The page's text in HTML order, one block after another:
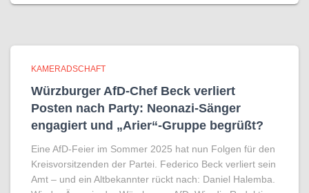
KAMERADSCHAFT
Würzburger AfD-Chef Beck verliert
Posten nach Party: Neonazi-Sänger
engagiert und „Arier“-Gruppe begrüßt?
Eine AfD-Feier im Sommer 2025 hat nun Folgen für den
Kreisvorsitzenden der Partei. Federico Beck verliert sein
Amt – und ein Altbekannter rückt nach: Daniel Halemba.